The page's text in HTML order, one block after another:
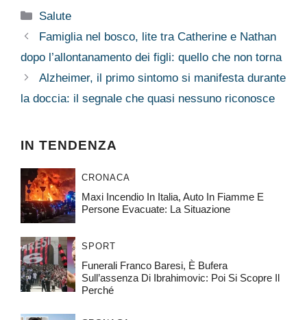
Categorie
Salute
Famiglia nel bosco, lite tra Catherine e Nathan
dopo l’allontanamento dei figli: quello che non torna
Alzheimer, il primo sintomo si manifesta durante
la doccia: il segnale che quasi nessuno riconosce
IN TENDENZA
CRONACA
Maxi Incendio In Italia, Auto In Fiamme E
Persone Evacuate: La Situazione
SPORT
Funerali Franco Baresi, È Bufera
Sull’assenza Di Ibrahimovic: Poi Si Scopre Il
Perché